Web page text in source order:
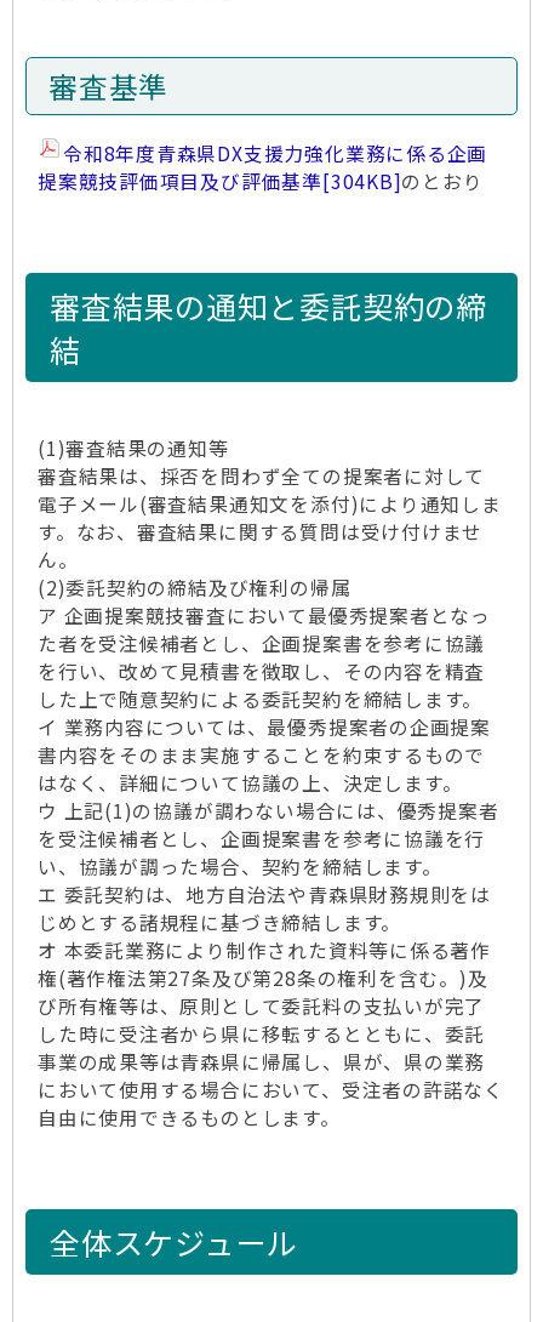
審査基準
令和8年度青森県DX支援力強化業務に係る企画
提案競技評価項目及び評価基準[304KB]のとおり
審査結果の通知と委託契約の締
結
(1)審査結果の通知等
審査結果は、採否を問わず全ての提案者に対して
電子メール(審査結果通知文を添付)により通知しま
す。なお、審査結果に関する質問は受け付けませ
ん。
(2)委託契約の締結及び権利の帰属
ア 企画提案競技審査において最優秀提案者となっ
た者を受注候補者とし、企画提案書を参考に協議
を行い、改めて見積書を徴取し、その内容を精査
した上で随意契約による委託契約を締結します。
イ 業務内容については、最優秀提案者の企画提案
書内容をそのまま実施することを約束するもので
はなく、詳細について協議の上、決定します。
ウ 上記(1)の協議が調わない場合には、優秀提案者
を受注候補者とし、企画提案書を参考に協議を行
い、協議が調った場合、契約を締結します。
エ 委託契約は、地方自治法や青森県財務規則をは
じめとする諸規程に基づき締結します。
オ 本委託業務により制作された資料等に係る著作
権(著作権法第27条及び第28条の権利を含む。)及
び所有権等は、原則として委託料の支払いが完了
した時に受注者から県に移転するとともに、委託
事業の成果等は青森県に帰属し、県が、県の業務
において使用する場合において、受注者の許諾なく
自由に使用できるものとします。
全体スケジュール